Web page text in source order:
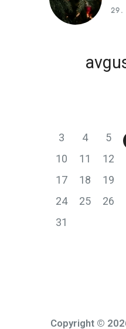
29.
3
4 5
10
11 12
17
18 19
24
25 26
31
Copyright ©